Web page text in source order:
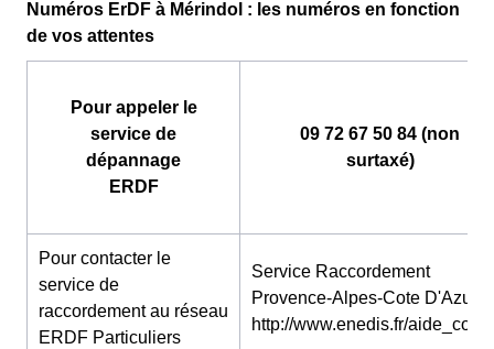
Numéros ErDF à Mérindol : les numéros en fonction
de vos attentes
Pour appeler le
service de
dépannage
ERDF
09 72 67 50 84 (non
surtaxé)
Pour contacter le
service de
raccordement au réseau
ERDF Particuliers
Service Raccordement
Provence-Alpes-Cote D'Azur :
http://www.enedis.fr/